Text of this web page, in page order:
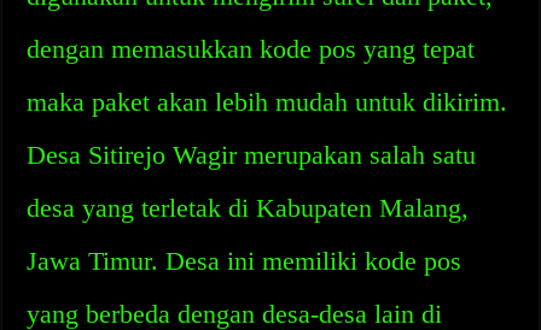
dengan memasukkan kode pos yang tepat
maka paket akan lebih mudah untuk dikirim.
Desa Sitirejo Wagir merupakan salah satu
desa yang terletak di Kabupaten Malang,
Jawa Timur. Desa ini memiliki kode pos
yang berbeda dengan desa-desa lain di